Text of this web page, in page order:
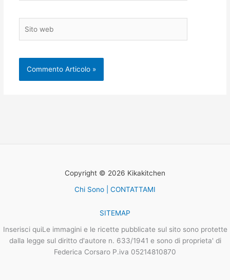
web
Copyright © 2026 Kikakitchen
Chi Sono | CONTATTAMI
SITEMAP
Inserisci quiLe immagini e le ricette pubblicate sul sito sono protette
dalla legge sul diritto d'autore n. 633/1941 e sono di proprieta' di
Federica Corsaro P.iva 05214810870